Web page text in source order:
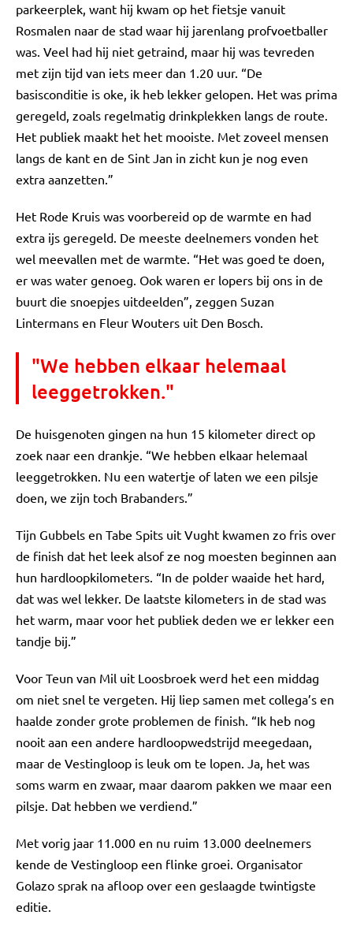
parkeerplek, want hij kwam op het fietsje vanuit
Rosmalen naar de stad waar hij jarenlang profvoetballer
was. Veel had hij niet getraind, maar hij was tevreden
met zijn tijd van iets meer dan 1.20 uur. “De
basisconditie is oke, ik heb lekker gelopen. Het was prima
geregeld, zoals regelmatig drinkplekken langs de route.
Het publiek maakt het het mooiste. Met zoveel mensen
langs de kant en de Sint Jan in zicht kun je nog even
extra aanzetten.”
Het Rode Kruis was voorbereid op de warmte en had
extra ijs geregeld. De meeste deelnemers vonden het
wel meevallen met de warmte. “Het was goed te doen,
er was water genoeg. Ook waren er lopers bij ons in de
buurt die snoepjes uitdeelden”, zeggen Suzan
Lintermans en Fleur Wouters uit Den Bosch.
"We hebben elkaar helemaal
leeggetrokken."
De huisgenoten gingen na hun 15 kilometer direct op
zoek naar een drankje. “We hebben elkaar helemaal
leeggetrokken. Nu een watertje of laten we een pilsje
doen, we zijn toch Brabanders.”
Tijn Gubbels en Tabe Spits uit Vught kwamen zo fris over
de finish dat het leek alsof ze nog moesten beginnen aan
hun hardloopkilometers. “In de polder waaide het hard,
dat was wel lekker. De laatste kilometers in de stad was
het warm, maar voor het publiek deden we er lekker een
tandje bij.”
Voor Teun van Mil uit Loosbroek werd het een middag
om niet snel te vergeten. Hij liep samen met collega’s en
haalde zonder grote problemen de finish. “Ik heb nog
nooit aan een andere hardloopwedstrijd meegedaan,
maar de Vestingloop is leuk om te lopen. Ja, het was
soms warm en zwaar, maar daarom pakken we maar een
pilsje. Dat hebben we verdiend.”
Met vorig jaar 11.000 en nu ruim 13.000 deelnemers
kende de Vestingloop een flinke groei. Organisator
Golazo sprak na afloop over een geslaagde twintigste
editie.